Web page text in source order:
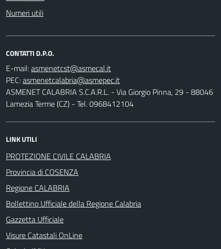
Numeri utili
CONTATTI D.P.O.
E-mail:
PEC:
ASMENET CALABRIA S.C.A.R.L. - Via Giorgio Pinna, 29 - 88046
Lamezia Terme (CZ) - Tel. 0968412104
LINK UTILI
PROTEZIONE CIVILE CALABRIA
Provincia di COSENZA
Regione CALABRIA
Bollettino Ufficiale della Regione Calabria
Gazzetta Ufficiale
Visure Catastali OnLine